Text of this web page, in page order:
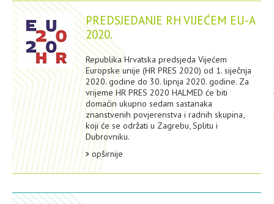
PREDSJEDANJE RH VIJEĆEM EU-A
2020.
Republika Hrvatska predsjeda Vijećem
Europske unije (HR PRES 2020) od 1. siječnja
2020. godine do 30. lipnja 2020. godine. Za
vrijeme HR PRES 2020 HALMED će biti
domaćin ukupno sedam sastanaka
znanstvenih povjerenstva i radnih skupina,
koji će se održati u Zagrebu, Splitu i
Dubrovniku.
opširnije